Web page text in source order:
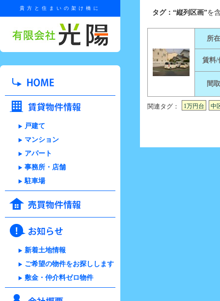
貴方と住まいの架け橋に
戸建て
マンション
アパート
事務所・店舗
駐車場
新着土地情報
ご希望の物件をお探しします
敷金・仲介料ゼロ物件
タグ：“縦列区画”を
所
賃料/
間
関連タグ： 1万円台 中